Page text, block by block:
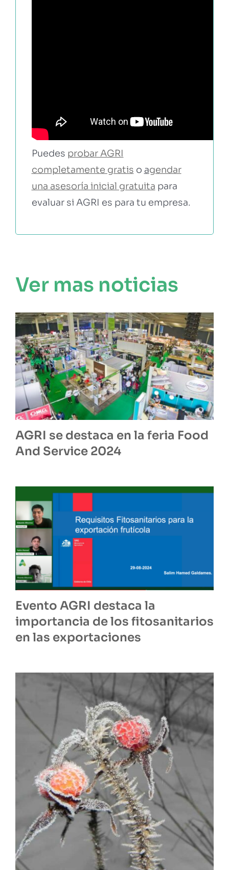
Puedes probar AGRI
completamente gratis o agendar
una asesoría inicial gratuita para
evaluar si AGRI es para tu empresa.
Ver mas noticias
AGRI se destaca en la feria Food
And Service 2024
Evento AGRI destaca la
importancia de los fitosanitarios
en las exportaciones